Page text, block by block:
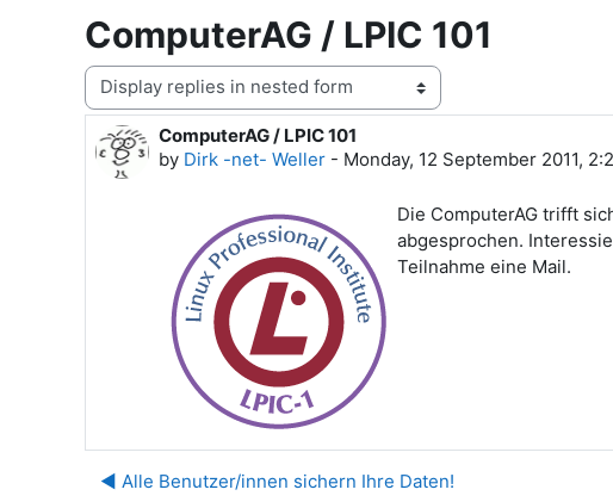
ComputerAG / LPIC 101
Display mode
ComputerAG / LPIC 101
by Dirk -net- Weller - Monday, 12 September 2011,
Number of replies: 0
Die ComputerAG trifft
abgesprochen.
Teilnahme eine Mail.
◀︎ Alle Benutzer/innen sichern Ihre Daten!